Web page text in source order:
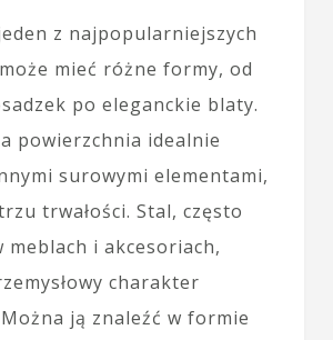
z najpopularniejszych
mieć różne formy, od
po eleganckie blaty.
powierzchnia idealnie
surowymi elementami,
trwałości. Stal, często
meblach i akcesoriach,
charakter
ją znaleźć w formie